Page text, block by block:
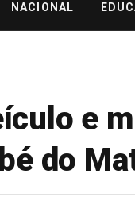
NACIONAL
e
do